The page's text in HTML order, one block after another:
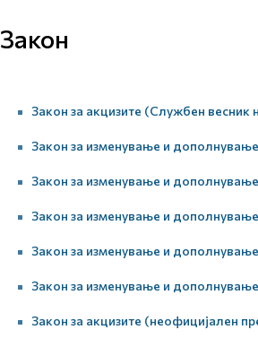
Закон
Закон за акцизите (Службен
Закон за изменување и
Закон за изменување и
Закон за изменување и
Закон за изменување и
Закон за изменување и
Закон за акцизите (неофицијален